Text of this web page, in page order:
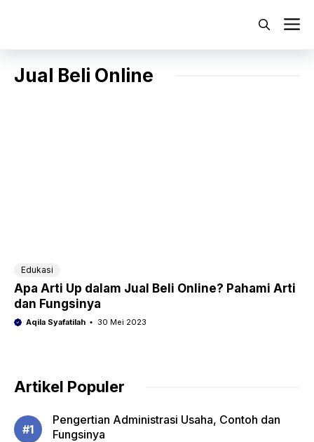
Jual Beli Online
Edukasi
Apa Arti Up dalam Jual Beli Online? Pahami Arti
dan Fungsinya
Aqila Syafatilah 30 Mei 2023
Artikel Populer
Pengertian Administrasi Usaha, Contoh dan
Fungsinya